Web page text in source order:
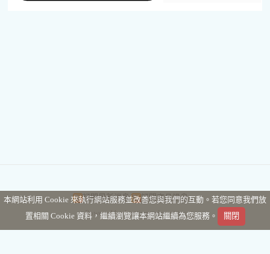
訂閱最新消息
訂閱商品訊息
Powered by hosting.url.com.tw
本網站利用 Cookie 來執行網站服務並改善您與我們的互動。若您同意我們放
置相關 Cookie 資料，繼續瀏覽讓本網站繼續為您服務。